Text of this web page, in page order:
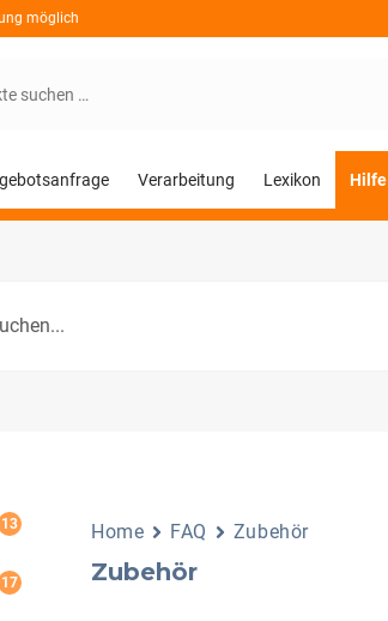
möglich
Verarbeitung Lexikon Hilfe
13
17
Home FAQ Zubehör
Zubehör